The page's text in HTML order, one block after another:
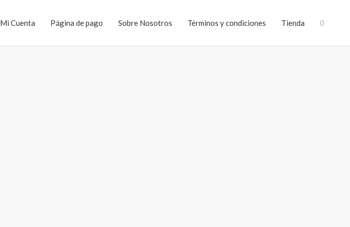
Mi Cuenta Página de pago Sobre Nosotros Términos y condiciones Tienda 0